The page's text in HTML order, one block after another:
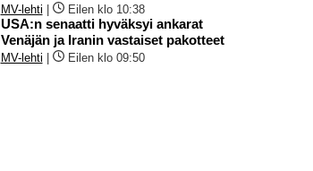
MV-lehti Eilen klo 10:38
USA:n senaatti hyväksyi ankarat
Venäjän ja Iranin vastaiset pakotteet
MV-lehti Eilen klo 09:50